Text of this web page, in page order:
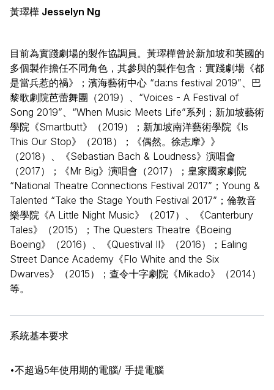
黃璻樺 Jesselyn Ng
目前為實踐劇場的製作協調員。黃璻樺曾於新加坡和英國的
多個製作擔任不同角色，其參與的製作包含：實踐劇場《都
是當兵惹的禍》；濱海藝術中心 “da:ns festival 2019”、巴
黎歌劇院芭蕾舞團（2019）、“Voices - A Festival of
Song 2019”、“When Music Meets Life”系列；新加坡藝術
學院《Smartbutt》（2019）；新加坡南洋藝術學院《Is
This Our Stop》（2018）；《偶然。徐志摩》》
（2018）、《Sebastian Bach & Loudness》演唱會
（2017）；《Mr Big》演唱會（2017）；皇家國家劇院
“National Theatre Connections Festival 2017”；Young &
Talented “Take the Stage Youth Festival 2017”；倫敦音
樂學院《A Little Night Music》（2017）、《Canterbury
Tales》（2015）；The Questers Theatre《Boeing
Boeing》（2016）、《Questival II》（2016）；Ealing
Street Dance Academy《Flo White and the Six
Dwarves》（2015）；查令十字劇院《Mikado》（2014）
等。
系統基本要求
•不超過5年使用期的電腦/ 手提電腦